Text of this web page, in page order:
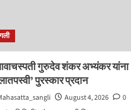
गुरुदेव शंकर अभ्यंकर यांना
पुरस्कार प्रदान
August 4, 2026
0